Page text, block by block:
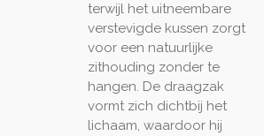
terwijl het uitneembare
verstevigde kussen zorgt
voor een natuurlijke
zithouding zonder te
hangen. De draagzak
vormt zich dichtbij het
lichaam, waardoor hij